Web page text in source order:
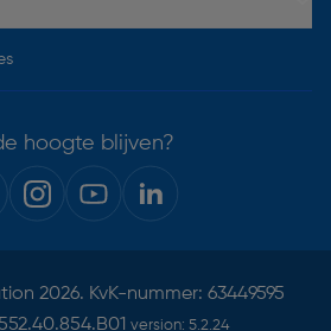
hoogte blijven?
2026. KvK-nummer: 63449595
version: 5.2.24